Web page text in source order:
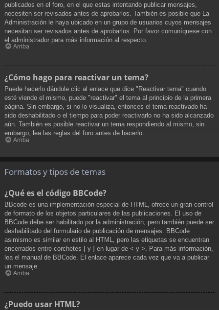
publicados en el foro, en el que estas intentando publicar mensajes,
necesiten ser revisados antes de aprobarlos. También es posible que La
Administración le haya ubicado en un grupo de usuarios cuyos mensajes
necesitan ser revisados antes de aprobarlos. Por favor comuníquese con
el administrador para más información al respecto.
Arriba
¿Cómo hago para reactivar un tema?
Puede hacerlo dándole clic al enlace que dice "Reactivar tema" cuando
esté viendo el mismo, puede "reactivar" el tema al principio de la primera
página. Sin embargo, si no lo visualiza, entonces el tema reactivado ha
sido deshabilitado o el tiempo para poder reactivarlo no ha sido alcanzado
aún. También es posible reactivar un tema respondiendo al mismo, sin
embargo, lea las reglas del foro antes de hacerlo.
Arriba
Formatos y tipos de temas
¿Qué es el código BBCode?
BBcode es una implementación especial de HTML, ofrece un gran control
de formato de los objetos particulares de las publicaciones. El uso de
BBCode debe ser habilitado por la administración, pero también puede ser
deshabilitado del formulario de publicación de mensajes. BBCode
asimismo es similar en estilo al HTML, pero las etiquetas se encuentran
encerrados entre corchetes [ y ] en lugar de < y >. Para más información,
lea el manual de BBCode. El enlace aparece cada vez que va a publicar
un mensaje.
Arriba
¿Puedo usar HTML?